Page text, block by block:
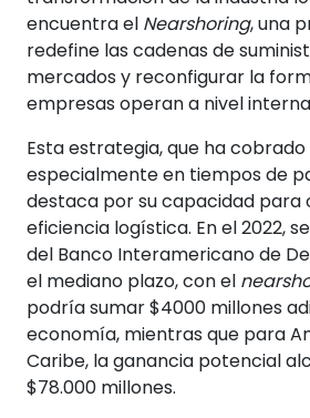
encuentra el Nearshoring, una
redefine las cadenas de
mercados y reconfigurar la
empresas operan a nivel
Esta estrategia, que ha
especialmente en tiempos de
destaca por su capacidad para
eficiencia logística. En el 2022,
del Banco Interamericano de
el mediano plazo, con el
podría sumar $4000 millones
economía, mientras que para
Caribe, la ganancia potencial
$78.000 millones.